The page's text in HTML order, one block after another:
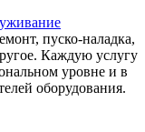
пуско-наладка,
Каждую услугу
уровне и в
оборудования.